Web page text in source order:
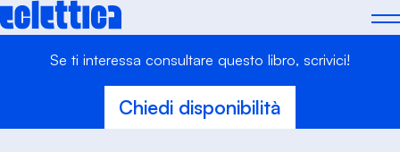
Skip
to
Se ti interessa consultare questo libro, scrivici!
Chiedi disponibilità